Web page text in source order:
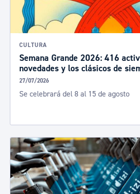
CULTURA
Semana Grande 2026: 416
novedades y los clásicos de
27/07/2026
Se celebrará del 8 al 15 de agosto